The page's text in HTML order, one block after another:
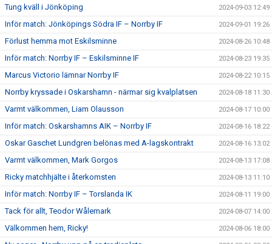
Tung kväll i Jönköping 2024-09-03 12:49
Inför match: Jönköpings Södra IF – Norrby IF 2024-09-01 19:26
Förlust hemma mot Eskilsminne 2024-08-26 10:48
Inför match: Norrby IF – Eskilsminne IF 2024-08-23 19:35
Marcus Victorio lämnar Norrby IF 2024-08-22 10:15
Norrby kryssade i Oskarshamn - närmar sig kvalplatsen 2024-08-18 11:30
Varmt välkommen, Liam Olausson 2024-08-17 10:00
Inför match: Oskarshamns AIK – Norrby IF 2024-08-16 18:22
Oskar Gaschet Lundgren belönas med A-lagskontrakt 2024-08-16 13:02
Varmt välkommen, Mark Gorgos 2024-08-13 17:08
Ricky matchhjälte i återkomsten 2024-08-13 11:10
Inför match: Norrby IF – Torslanda IK 2024-08-11 19:00
Tack för allt, Teodor Wålemark 2024-08-07 14:00
Välkommen hem, Ricky! 2024-08-06 18:00